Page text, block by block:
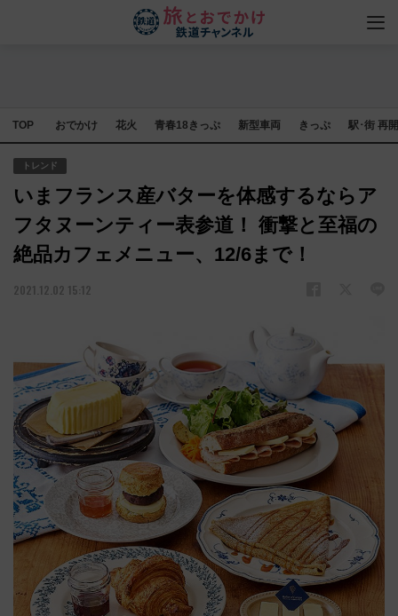
TOP おでかけ 花火 青春18きっぷ 新型車両 きっぷ 駅･街 再
トレンド
いまフランス産バターを体感するならア
フタヌーンティー表参道！ 衝撃と至福の
絶品カフェメニュー、12/6まで！
2021.12.02 15:12